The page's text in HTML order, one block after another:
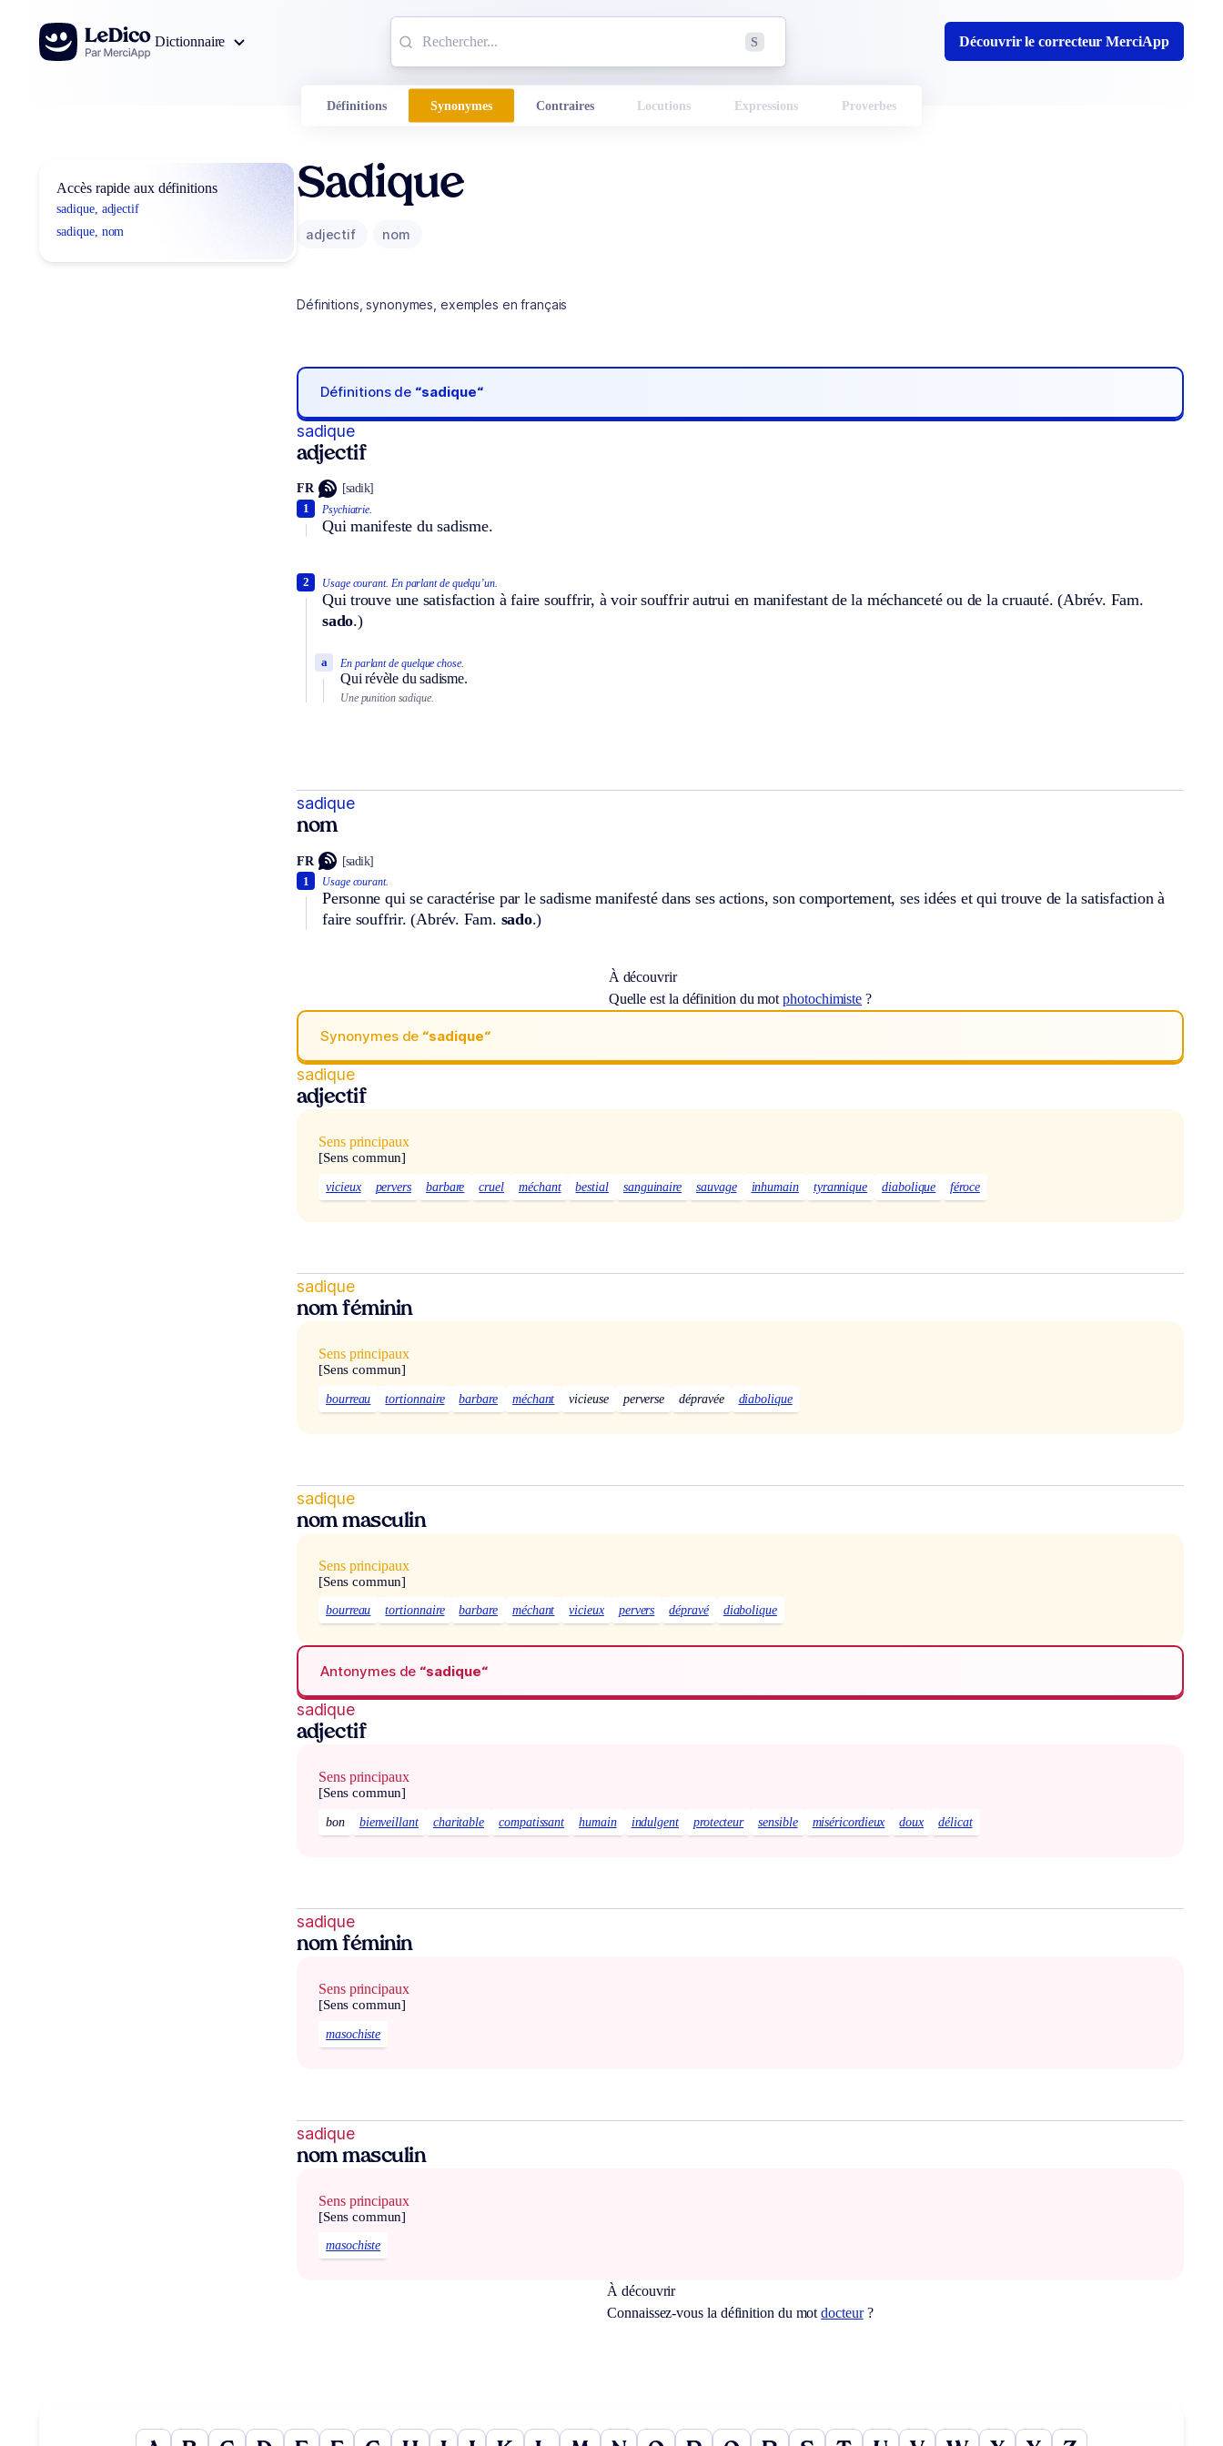
Aller au contenu
Dictionnaire
S Découvrir le correcteur MerciApp
Définitions Synonymes Contraires Locutions Expressions Proverbes
Accès rapide aux définitions
sadique, adjectif
sadique, nom
Sadique
adjectif nom
Définitions, synonymes, exemples en français
Définitions de “sadique“
sadique
adjectif
FR [sadik]
Psychiatrie.
Qui manifeste du sadisme.
1
Usage courant. En parlant de quelqu’un.
Qui trouve une satisfaction à faire souffrir, à voir souffrir autrui en manifestant de la méchanceté ou de la cruauté. (Abrév. Fam.
sado.)
2
En parlant de quelque chose.
Qui révèle du sadisme.
a
Une punition sadique.
sadique
nom
FR [sadik]
Usage courant.
Personne qui se caractérise par le sadisme manifesté dans ses actions, son comportement, ses idées et qui trouve de la satisfaction à
faire souffrir. (Abrév. Fam. sado.)
1
À découvrir
Quelle est la définition du motphotochimiste ?
Synonymes de “sadique“
sadique
adjectif
Sens principaux
[Sens commun]
vicieux pervers barbare cruel méchant bestial sanguinaire sauvage inhumain tyrannique diabolique féroce
sadique
nom féminin
Sens principaux
[Sens commun]
bourreau tortionnaire barbare méchant vicieuse perverse dépravée diabolique
sadique
nom masculin
Sens principaux
[Sens commun]
bourreau tortionnaire barbare méchant vicieux pervers dépravé diabolique
Antonymes de “sadique“
sadique
adjectif
Sens principaux
[Sens commun]
bon bienveillant charitable compatissant humain indulgent protecteur sensible miséricordieux doux délicat
sadique
nom féminin
Sens principaux
[Sens commun]
masochiste
sadique
nom masculin
Sens principaux
[Sens commun]
masochiste
À découvrir
Connaissez-vous la définition du motdocteur?